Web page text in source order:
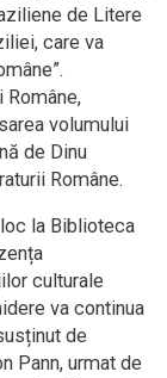
de Litere
care va
Române,
volumului
de Dinu
Române.
la Biblioteca
culturale
va continua
de
Pann, urmat de